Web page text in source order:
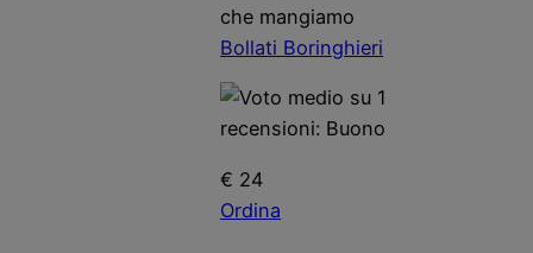
che mangiamo
Bollati Boringhieri
€ 24
Ordina